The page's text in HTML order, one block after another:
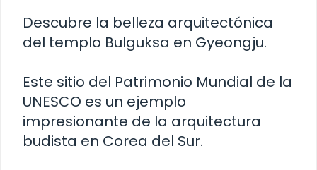
Descubre la belleza arquitectónica
del templo Bulguksa en Gyeongju.
Este sitio del Patrimonio Mundial de la
UNESCO es un ejemplo
impresionante de la arquitectura
budista en Corea del Sur.